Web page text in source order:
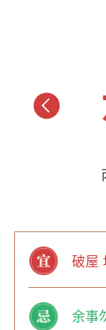
破屋
余事